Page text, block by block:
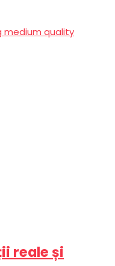
reale și